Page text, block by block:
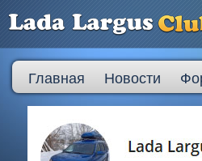
Главная Новости